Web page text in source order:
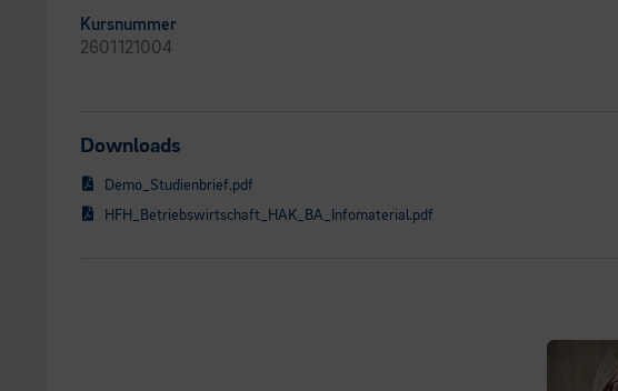
Kursnummer
2601121004
Downloads
Demo_Studienbrief.pdf
HFH_Betriebswirtschaft_HAK_BA_Infomaterial.pdf